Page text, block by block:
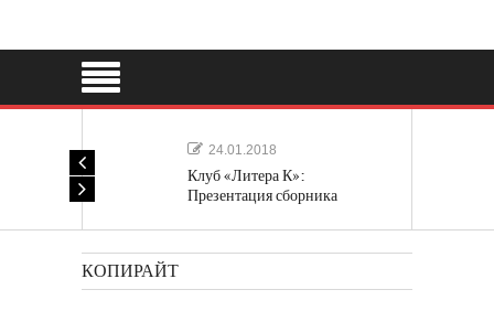
24.01.2018
Клуб «Литера К»:
Презентация сборника
КОПИРАЙТ